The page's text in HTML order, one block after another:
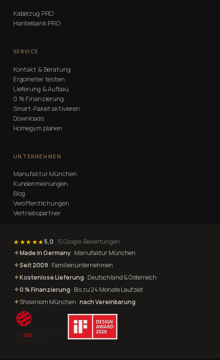
Kabelzug PRO
Hantelbank PRO
SERVICE
Kontakt & Beratung
Ergometer testen
Lieferung & Aufbau
0 % Finanzierung
Smart-Paket aktivieren
Downloads
Homegym planen
UNTERNEHMEN
Manufaktur München
Kundenmeinungen
Blog
Veröffentlichungen
Vertriebspartner
★★★★★5,0 · 15 Google-Bewertungen
✦Made in Germany· Manufaktur München
✦Seit 2009 · Familienunternehmen
✦Kostenlose Lieferung · Deutschland & Österreich
✦0 % Finanzierung · Bis zu 24 Monate Laufzeit
✦Showroom München ·nach Vereinbarung